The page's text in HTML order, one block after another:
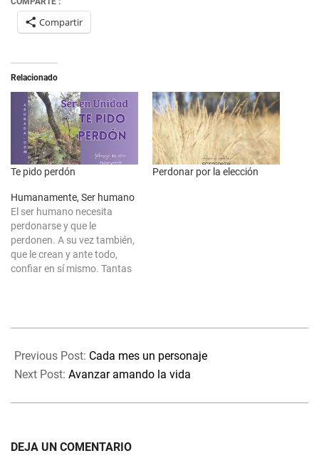
Compartir
Relacionado
Te pido perdón Perdonar por la elección
Humanamente, Ser humano
El ser humano necesita
perdonarse y que le
perdonen. A su vez también,
que le crean y ante todo,
confiar en sí mismo. Tantas
versión? ૐ Gracias por
ser modificada…
11-
11
Previous Post: Cada mes un personaje
Next Post: Avanzar amando la vida
DEJA UN COMENTARIO